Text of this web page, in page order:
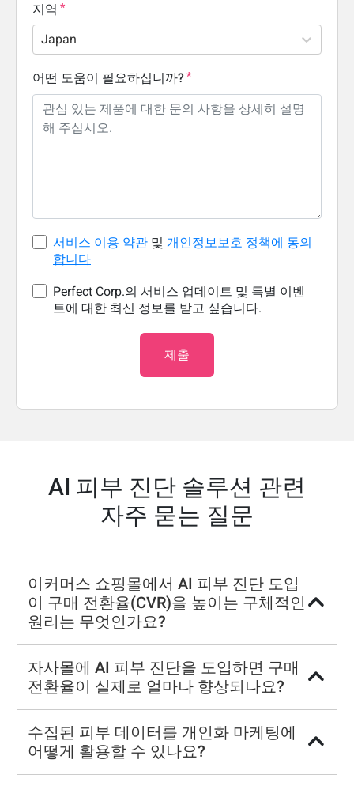
지역
Japan
어떤 도움이 필요하십니까?
서비스 이용 약관 및 개인정보보호 정책에 동의
합니다
Perfect Corp.의 서비스 업데이트 및 특별 이벤
트에 대한 최신 정보를 받고 싶습니다.
제출
AI 피부 진단 솔루션 관련
자주 묻는 질문
이커머스 쇼핑몰에서 AI 피부 진단 도입
이 구매 전환율(CVR)을 높이는 구체적인
원리는 무엇인가요?
자사몰에 AI 피부 진단을 도입하면 구매
전환율이 실제로 얼마나 향상되나요?
수집된 피부 데이터를 개인화 마케팅에
어떻게 활용할 수 있나요?